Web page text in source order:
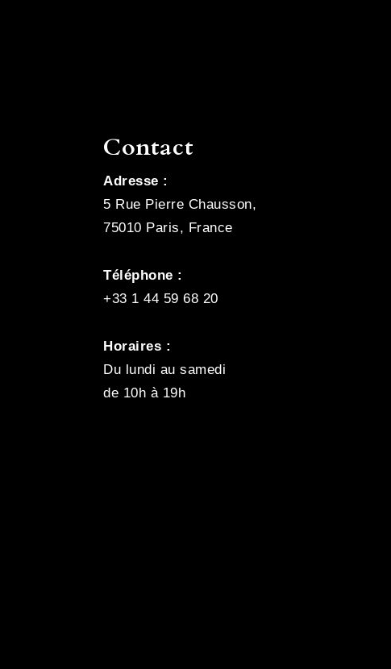
Contact
Adresse :
5 Rue Pierre Chausson,
75010 Paris, France
Téléphone :
+33 1 44 59 68 20
Horaires :
Du lundi au samedi
de 10h à 19h